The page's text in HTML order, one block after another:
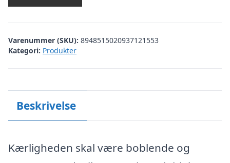
Varenummer (SKU): 8948515020937121553
Kategori: Produkter
Beskrivelse
Kærligheden skal være boblende og